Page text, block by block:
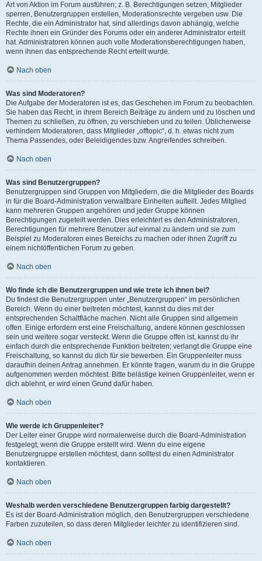
Art von Aktion im Forum ausführen; z. B. Berechtigungen setzen, Mitglieder
sperren, Benutzergruppen erstellen, Moderationsrechte vergeben usw. Die
Rechte, die ein Administrator hat, sind allerdings davon abhängig, welche
Rechte ihnen ein Gründer des Forums oder ein anderer Administrator erteilt
hat. Administratoren können auch volle Moderationsberechtigungen haben,
wenn ihnen das entsprechende Recht erteilt wurde.
Nach oben
Was sind Moderatoren?
Die Aufgabe der Moderatoren ist es, das Geschehen im Forum zu beobachten.
Sie haben das Recht, in ihrem Bereich Beiträge zu ändern und zu löschen und
Themen zu schließen, zu öffnen, zu verschieben und zu teilen. Üblicherweise
verhindern Moderatoren, dass Mitglieder „offtopic“, d. h. etwas nicht zum
Thema Passendes, oder Beleidigendes bzw. Angreifendes schreiben.
Nach oben
Was sind Benutzergruppen?
Benutzergruppen sind Gruppen von Mitgliedern, die die Mitglieder des Boards
in für die Board-Administration verwaltbare Einheiten aufteilt. Jedes Mitglied
kann mehreren Gruppen angehören und jeder Gruppe können
Berechtigungen zugeteilt werden. Dies erleichtert es den Administratoren,
Berechtigungen für mehrere Benutzer auf einmal zu ändern und sie zum
Beispiel zu Moderatoren eines Bereichs zu machen oder ihnen Zugriff zu
einem nichtöffentlichen Forum zu geben.
Nach oben
Wo finde ich die Benutzergruppen und wie trete ich ihnen bei?
Du findest die Benutzergruppen unter „Benutzergruppen“ im persönlichen
Bereich. Wenn du einer beitreten möchtest, kannst du dies mit der
entsprechenden Schaltfläche machen. Nicht alle Gruppen sind allgemein
offen. Einige erfordern erst eine Freischaltung, andere können geschlossen
sein und weitere sogar versteckt. Wenn die Gruppe offen ist, kannst du ihr
einfach durch die entsprechende Funktion beitreten; verlangt die Gruppe eine
Freischaltung, so kannst du dich für sie bewerben. Ein Gruppenleiter muss
daraufhin deinen Antrag annehmen. Er könnte fragen, warum du in die Gruppe
aufgenommen werden möchtest. Bitte belästige keinen Gruppenleiter, wenn er
dich ablehnt, er wird einen Grund dafür haben.
Nach oben
Wie werde ich Gruppenleiter?
Der Leiter einer Gruppe wird normalerweise durch die Board-Administration
festgelegt, wenn die Gruppe erstellt wird. Wenn du eine eigene
Benutzergruppe erstellen möchtest, dann solltest du einen Administrator
kontaktieren.
Nach oben
Weshalb werden verschiedene Benutzergruppen farbig dargestellt?
Es ist der Board-Administration möglich, den Benutzergruppen verschiedene
Farben zuzuteilen, so dass deren Mitglieder leichter zu identifizieren sind.
Nach oben